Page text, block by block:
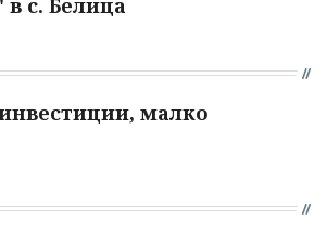
с. Белица
малко